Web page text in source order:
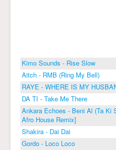
Kimo Sounds - Rise Slow
Aitch - RMB (Ring My Bell)
RAYE - WHERE IS MY
DA TI - Take Me There
Ankara Echoes - Beni Al (Ta Ki
Afro House Remix]
Shakira - Dai Dai
Gordo - Loco Loco